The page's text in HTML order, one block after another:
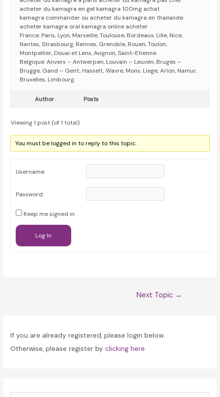
acheter du kamagra en gel kamagra 100mg achat
kamagra commander ou acheter du kamagra en thailande
acheter kamagra oral kamagra online acheter
France: Paris, Lyon, Marseille, Toulouse, Bordeaux, Lille, Nice,
Nantes, Strasbourg, Rennes, Grenoble, Rouen, Toulon,
Montpellier, Douai et Lens, Avignon, Saint-Etienne.
Belgique: Anvers – Antwerpen, Louvain – Leuven, Bruges –
Brugge, Gand – Gent, Hasselt, Wavre, Mons, Liege, Arlon, Namur,
Bruxelles, Limbourg.
Author Posts
Viewing 1 post (of 1 total)
You must be logged in to reply to this topic.
Username:
Password:
Keep me signed in
Log In
Next Topic →
If you are already registered, please login below.
Otherwise, please register byclicking here